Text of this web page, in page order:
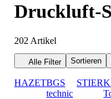
Druckluft-
202 Artikel
Alle Filter Sortieren
HAZETBGS
technic
STIER